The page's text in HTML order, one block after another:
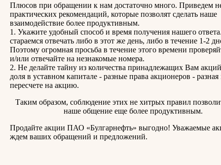
Плюсов при обращении к нам достаточно много. Приведем
практических рекомендаций, которые позволят сделать наше
взаимодействие более продуктивным.
1. Укажите удобный способ и время получения нашего
стараемся отвечать либо в этот же день, либо в течение 1-2
Поэтому огромная просьба в течение этого времени
и/или отвечайте на незнакомые номера.
2. Не делайте тайну из количества принадлежащих Вам
доля в уставном капитале - разные права акционеров - разная
пересчете на акцию.
Таким образом, соблюдение этих не хитрых правил
наше общение еще более продуктивным.
Продайте акции ПАО «Булгарнефть» выгодно! Уважаемые
ждем ваших обращений и предложений.